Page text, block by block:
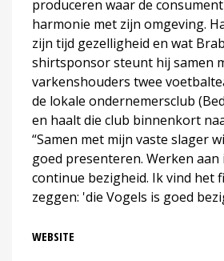
produceren waar de
harmonie met zijn omgeving.
zijn tijd gezelligheid en wat
shirtsponsor steunt hij samen
varkenshouders twee
de lokale ondernemersclub
en haalt die club binnenkort
“Samen met mijn vaste slager
goed presenteren. Werken aan
continue bezigheid. Ik vind het
zeggen: 'die Vogels is goed
WEBSITE